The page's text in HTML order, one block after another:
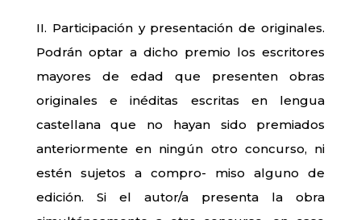
II. Participación y presentación de originales.
Podrán optar a dicho premio los escritores
mayores de edad que presenten obras
originales e inéditas escritas en lengua
castellana que no hayan sido premiados
anteriormente en ningún otro concurso, ni
estén sujetos a compro- miso alguno de
edición. Si el autor/a presenta la obra